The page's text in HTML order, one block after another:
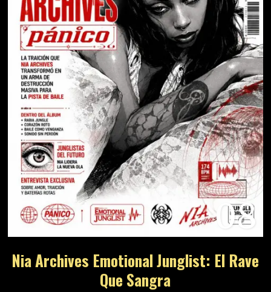
08
Nia Archives Emotional Junglist: El Rave
Que Sangra